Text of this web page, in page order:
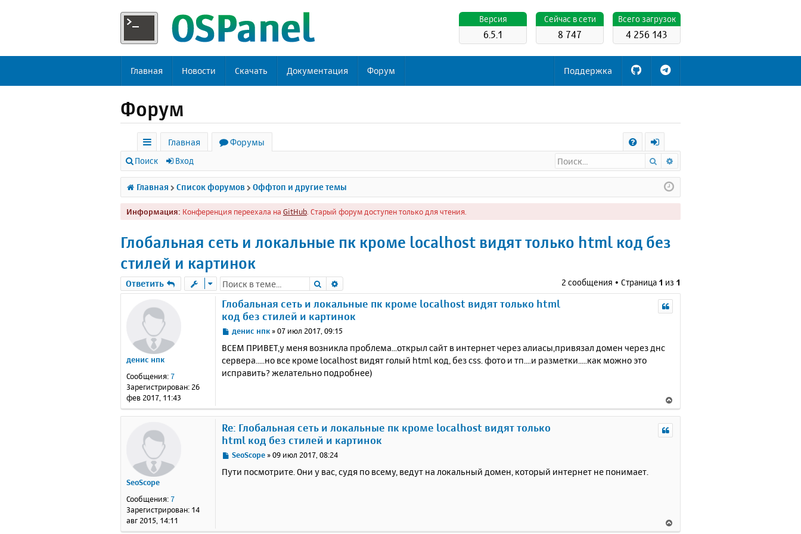
Всего загрузок
4 256 143
Cейчас в сети
8 747
Версия
6.5.1
Главная Новости Скачать Документация Форум Поддержка
Форум
с
ы
л
к
и
Главная
Форумы
Q
х
о
д
Поиск Вход Поиск
Главная Список форумов Оффтоп и другие темы
Информация: Конференция переехала на GitHub . Старый форум доступен только для чтения.
Глобальная сеть и локальные пк кроме localhost видят только html код без
стилей и картинок
Ответить Поиск 2 сообщения • Страница 1 из 1
денис нпк
Сообщения: 7
Зарегистрирован: 26
фев 2017, 11:43
Глобальная сеть и локальные пк кроме localhost видят только html
код без стилей и картинок
С
о
б
щ
е
денис нпк »07 июл 2017, 09:15
ВСЕМ ПРИВЕТ,у меня возникла проблема...открыл сайт в интернет через алиасы,привязал домен через днс
сервера.....но все кроме localhost видят голый html код, без css. фото и тп....и разметки.....как можно это
исправить? желательно подробнее)
е
SeoScope
Сообщения: 7
Зарегистрирован: 14
авг 2015, 14:11
Re: Глобальная сеть и локальные пк кроме localhost видят только
html код без стилей и картинок
С
о
SeoScope »09 июл 2017, 08:24
Пути посмотрите. Они у вас, судя по всему, ведут на локальный домен, который интернет не понимает.